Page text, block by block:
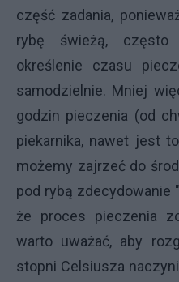
część zadania,
rybę świeżą, często
określenie czasu
samodzielnie. Mniej
godzin pieczenia (od
piekarnika, nawet jest
możemy zajrzeć do
pod rybą zdecydowanie
że proces pieczenia
warto uważać, aby
stopni Celsiusza